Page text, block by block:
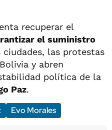
recuperar el
el suministro
las protestas
y abren
política de la
Paz.
Evo Morales